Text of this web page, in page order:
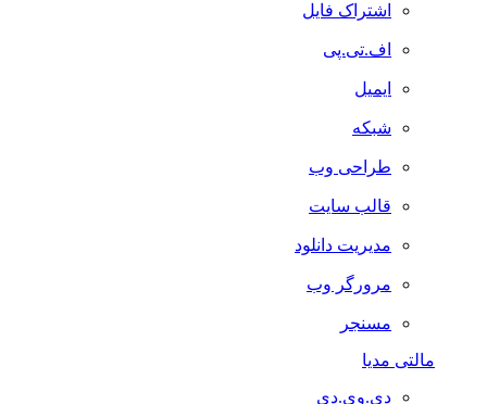
اشتراک فایل
اف.تی.پی
ایمیل
شبکه
طراحی وب
قالب سایت
مدیریت دانلود
مرورگر وب
مسنجر
مالتی مدیا
دی.وی.دی